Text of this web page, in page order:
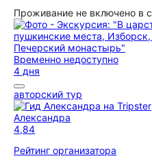
Проживание не включено в
Временно недоступно
4 дня
авторский тур
Александра
4,84
Рейтинг организатора